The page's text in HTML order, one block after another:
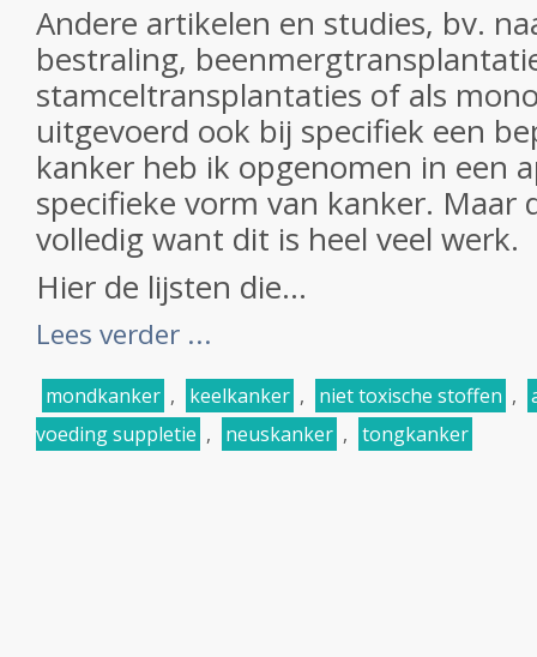
Andere artikelen en studies, bv.
bestraling,
stamceltransplantaties of als
uitgevoerd ook bij specifiek een
kanker heb ik opgenomen in een
specifieke vorm van kanker. Maar
volledig want dit is heel veel werk.
Hier de lijsten die...
Lees verder ...
mondkanker , keelkanker , niet toxische stoffen ,
voeding suppletie , neuskanker , tongkanker